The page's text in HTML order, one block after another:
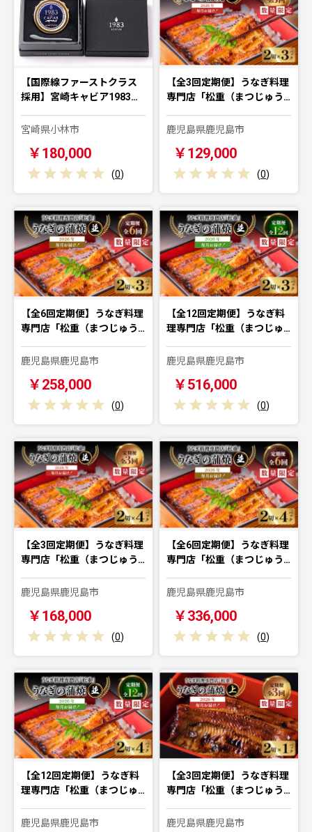
【国際線ファーストクラス
採用】宮崎キャビア1983…
宮崎県小林市
￥180,000
(0)
【全3回定期便】うなぎ料理
専門店「松重（まつじゅう…
鹿児島県鹿児島市
￥129,000
(0)
【全6回定期便】うなぎ料理
専門店「松重（まつじゅう…
鹿児島県鹿児島市
￥258,000
(0)
【全12回定期便】うなぎ料
理専門店「松重（まつじゅ…
鹿児島県鹿児島市
￥516,000
(0)
【全3回定期便】うなぎ料理
専門店「松重（まつじゅう…
鹿児島県鹿児島市
￥168,000
(0)
【全6回定期便】うなぎ料理
専門店「松重（まつじゅう…
鹿児島県鹿児島市
￥336,000
(0)
【全12回定期便】うなぎ料
理専門店「松重（まつじゅ…
鹿児島県鹿児島市
【全3回定期便】うなぎ料理
専門店「松重（まつじゅう…
鹿児島県鹿児島市